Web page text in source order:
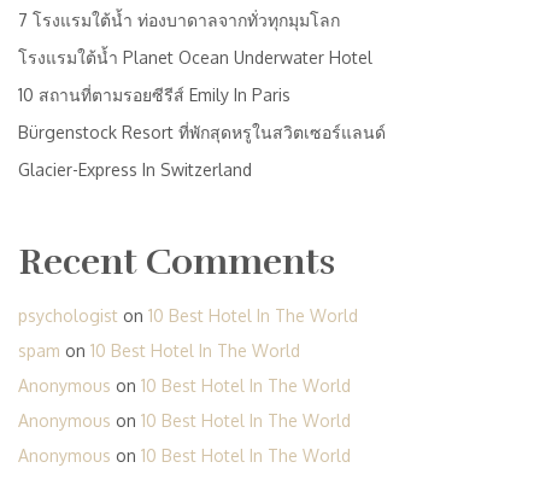
7 โรงแรมใต้น้ำ ท่องบาดาลจากทั่วทุกมุมโลก
โรงแรมใต้น้ำ Planet Ocean Underwater Hotel
10 สถานที่ตามรอยซีรีส์ Emily In Paris
Bürgenstock Resort ที่พักสุดหรูในสวิตเซอร์แลนด์
Glacier-Express In Switzerland
Recent Comments
psychologist on 10 Best Hotel In The World
spam on 10 Best Hotel In The World
Anonymous on 10 Best Hotel In The World
Anonymous on 10 Best Hotel In The World
Anonymous on 10 Best Hotel In The World